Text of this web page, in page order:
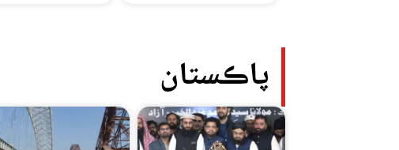
پاڪستان